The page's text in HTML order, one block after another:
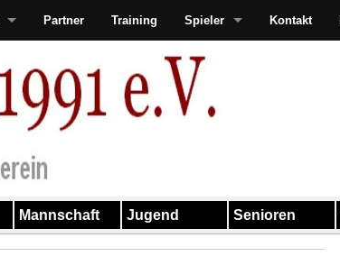
Partner Training Spieler Kontakt
Mannschaft Jugend Senioren